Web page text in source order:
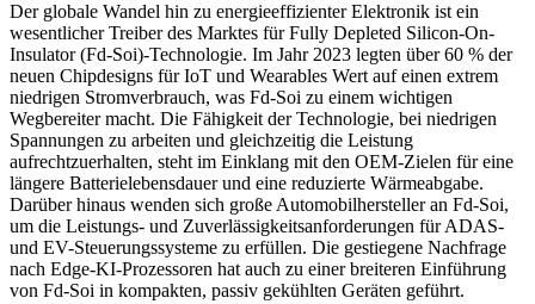
Der globale Wandel hin zu energieeffizienter Elektronik ist ein
wesentlicher Treiber des Marktes für Fully Depleted Silicon-On-
Insulator (Fd-Soi)-Technologie. Im Jahr 2023 legten über 60 % der
neuen Chipdesigns für IoT und Wearables Wert auf einen extrem
niedrigen Stromverbrauch, was Fd-Soi zu einem wichtigen
Wegbereiter macht. Die Fähigkeit der Technologie, bei niedrigen
Spannungen zu arbeiten und gleichzeitig die Leistung
aufrechtzuerhalten, steht im Einklang mit den OEM-Zielen für eine
längere Batterielebensdauer und eine reduzierte Wärmeabgabe.
Darüber hinaus wenden sich große Automobilhersteller an Fd-Soi,
um die Leistungs- und Zuverlässigkeitsanforderungen für ADAS-
und EV-Steuerungssysteme zu erfüllen. Die gestiegene Nachfrage
nach Edge-KI-Prozessoren hat auch zu einer breiteren Einführung
von Fd-Soi in kompakten, passiv gekühlten Geräten geführt.